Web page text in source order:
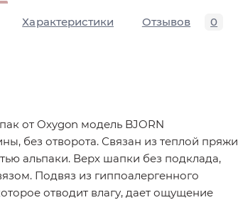
Характеристики Отзывов 0
от Oxygon модель BJORN
без отворота. Связан из теплой пряжи
альпаки. Верх шапки без подклада,
Подвяз из гиппоалергенного
отводит влагу, дает ощущение